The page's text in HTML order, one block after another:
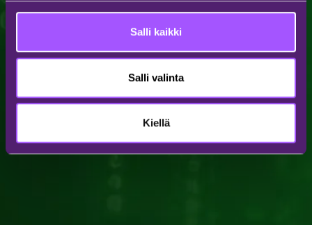
Salli kaikki
Salli valinta
Kiellä